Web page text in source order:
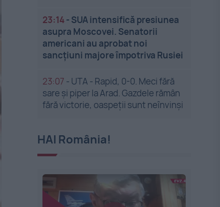
23:14- SUA intensifică presiunea
asupra Moscovei. Senatorii
americani au aprobat noi
sancțiuni majore împotriva Rusiei
23:07 - UTA - Rapid, 0-0. Meci fără
sare și piper la Arad. Gazdele rămân
fără victorie, oaspeții sunt neînvinși
HAI România!